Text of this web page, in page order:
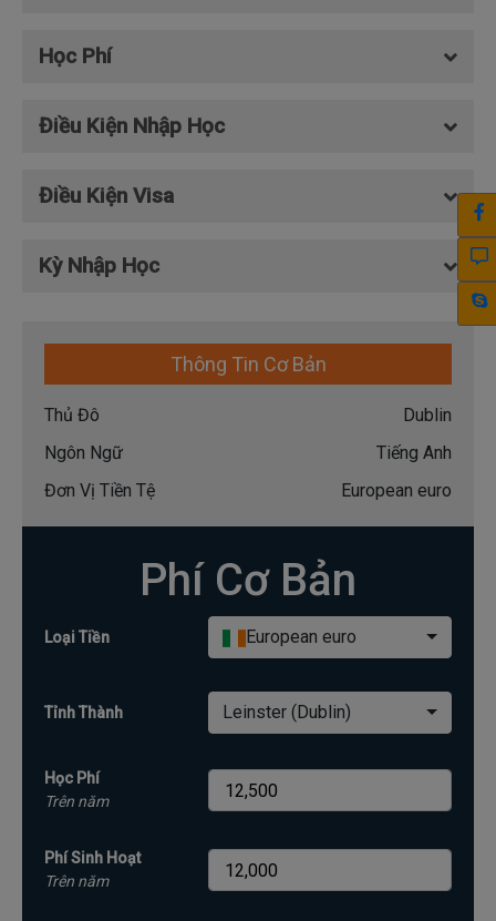
Học Phí
Điều Kiện Nhập Học
Điều Kiện Visa
Kỳ Nhập Học
Thông Tin Cơ Bản
Thủ Đô
Dublin
Ngôn Ngữ
Tiếng Anh
Đơn Vị Tiền Tệ
European euro
Phí Cơ Bản
Loại Tiền European euro
Tỉnh Thành Leinster (Dublin)
Học Phí
Trên năm
Phí Sinh Hoạt
Trên năm